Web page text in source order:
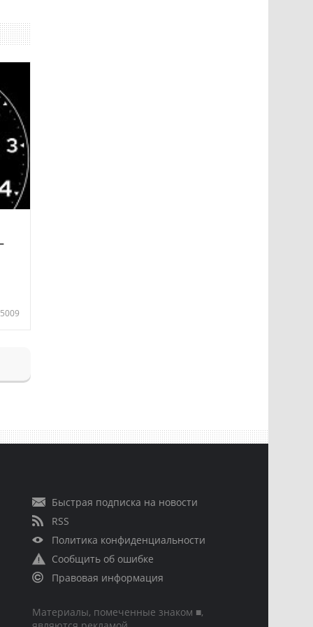
5009
Быстрая подписка на новости
RSS
Политика конфиденциальности
Сообщить об ошибке
Правовая информация
Материалы, помеченные знаком ■,